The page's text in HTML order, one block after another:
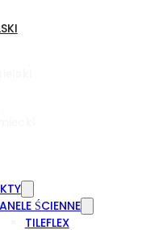
ŚCIENNE
TILEFLEX